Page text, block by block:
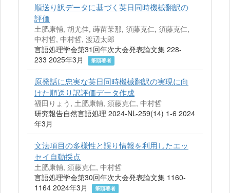
順送り訳データに基づく英日同時機械翻訳の
評価
土肥康輔, 胡尤佳, 蒔苗茉那, 須藤克仁, 須藤克仁,
中村哲, 中村哲, 渡辺太郎
言語処理学会第31回年次大会発表論文集 228-
233 2025年3月
筆頭著者
原発話に忠実な英日同時機械翻訳の実現に向
けた順送り訳評価データ作成
福田りょう, 土肥康輔, 須藤克仁, 中村哲
研究報告自然言語処理 2024-NL-259(14) 1-6 2024
年3月
文法項目の多様性と誤り情報を利用したエッ
セイ自動採点
土肥康輔, 須藤克仁, 中村哲
言語処理学会第30回年次大会発表論文集 1160-
1164 2024年3月
筆頭著者